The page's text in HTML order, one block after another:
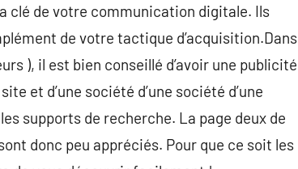
clé de votre communication digitale. Ils
de votre tactique d’acquisition.Dans
), il est bien conseillé d’avoir une publicité
et d’une société d’une société d’une
supports de recherche. La page deux de
donc peu appréciés. Pour que ce soit les